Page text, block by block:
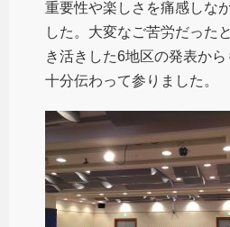
重要性や楽しさを痛感しな
した。大変なご苦労だっ
き活きした6地区の発表か
十分伝わって参りました。